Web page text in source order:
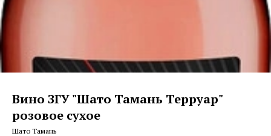
Вино ЗГУ "Шато Тамань Терруар"
розовое сухое
Шато Тамань